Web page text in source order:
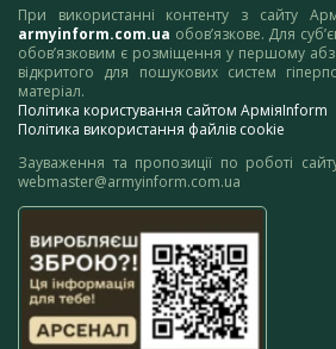
При використанні контенту з сайту
armyinform.com.ua обов’язкове. Для
обов’язковим є розміщення у першому
відкритого для пошукових систем
матеріал.
Політика користування сайтом АрміяInform
Політика використання файлів cookie
Зауваження та пропозиції по роботі
webmaster@armyinform.com.ua